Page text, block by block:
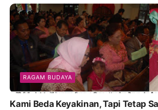
RAGAM BUDAYA
Kami Beda Keyakinan, Tapi Tetap